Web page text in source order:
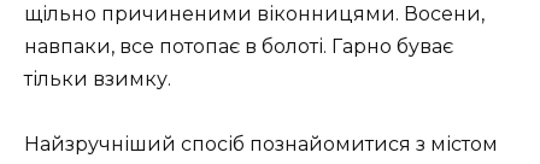
щільно причиненими віконницями. Восени,
навпаки, все потопає в болоті. Гарно буває
тільки взимку.
Найзручніший спосіб познайомитися з містом